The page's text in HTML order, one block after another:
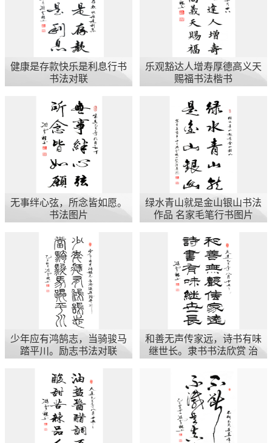
健康是存款快乐是利息行书
书法对联
乐观豁达人增寿厚德高义天
赐福书法楷书
无事绊心弦，所念皆如愿。
书法图片
绿水青山就是金山银山书法
作品 名家毛笔行书图片
少年应有鸿鹄志，当骑骏马
踏平川。励志书法对联
和善无声传家远，诗书有味
继世长。隶书书法欣赏 治